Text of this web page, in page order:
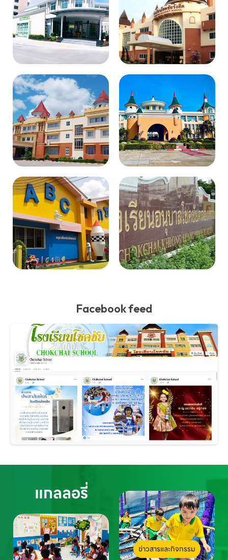
Facebook feed
แกลลอรี่
ข่าวสารและกิจกรรม